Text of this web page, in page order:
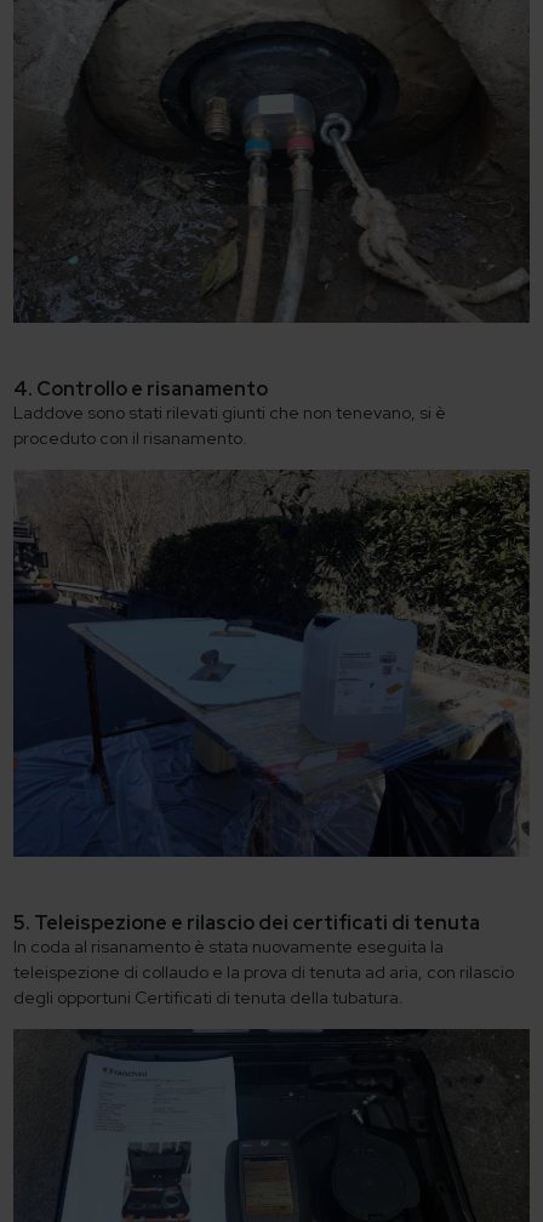
4. Controllo e risanamento
Laddove sono stati rilevati giunti che non tenevano, si è
proceduto con il risanamento.
5. Teleispezione e rilascio dei certificati di tenuta
In coda al risanamento è stata nuovamente eseguita la
teleispezione di collaudo e la prova di tenuta ad aria, con rilascio
degli opportuni Certificati di tenuta della tubatura.